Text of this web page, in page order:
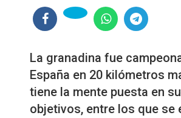
La granadina fue
España en 20 kilómetros
tiene la mente puesta en
objetivos, entre los que se